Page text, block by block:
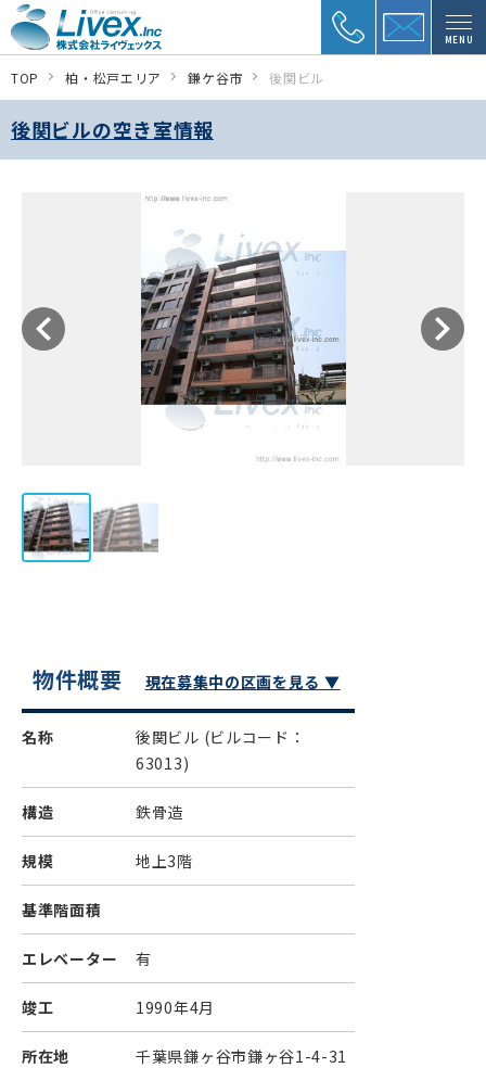
MENU
TOP 柏・松戸エリア 鎌ケ谷市 後関ビル
後関ビルの空き室情報
物件概要 現在募集中の区画を見る ▼
名称 後関ビル (ビルコード：
63013)
構造 鉄骨造
規模 地上3階
基準階面積
エレベーター 有
竣工 1990年4月
所在地 千葉県鎌ヶ谷市鎌ヶ谷1-4-31